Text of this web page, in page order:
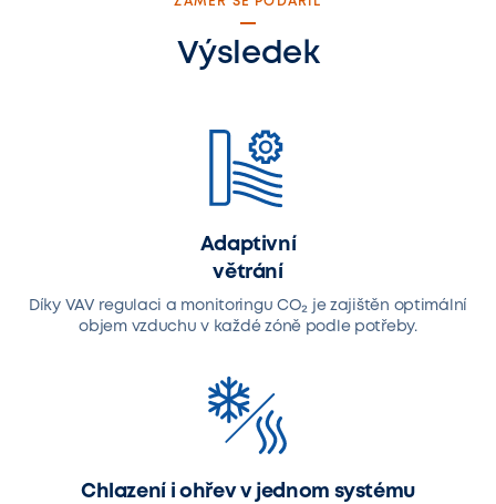
Výsledek
Adaptivní
větrání
Díky VAV regulaci a monitoringu CO₂ je zajištěn optimální
objem vzduchu v každé zóně podle potřeby.
Chlazení i ohřev v jednom systému